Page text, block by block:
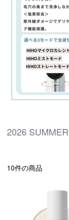
2026
10件の商品